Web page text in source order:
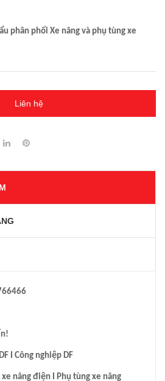
phân phối Xe nâng và phụ tùng xe
Liên hệ
I Công nghiệp DF
xe nâng điện I Phụ tùng xe nâng